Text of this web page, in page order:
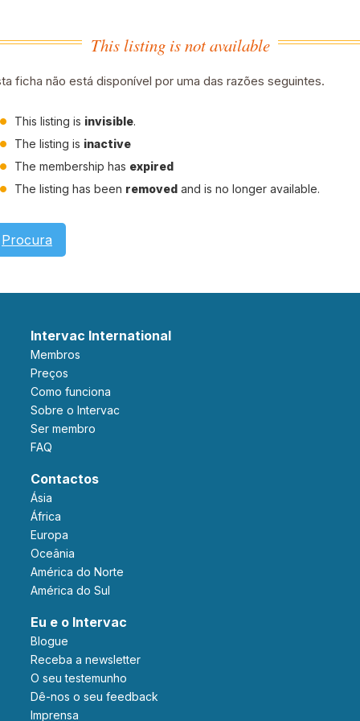
This listing is not available
ficha não está disponível por uma das razões seguintes.
This listing is invisible.
The listing is inactive
The membership has expired
The listing has been removed and is no longer available.
Procura
Intervac International
Membros
Preços
Como funciona
Sobre o Intervac
Ser membro
FAQ
Contactos
Ásia
África
Europa
Oceânia
América do Norte
América do Sul
Eu e o Intervac
Blogue
Receba a newsletter
O seu testemunho
Dê-nos o seu feedback
Imprensa